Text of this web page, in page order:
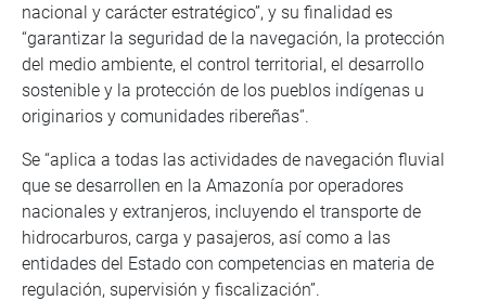
nacional y carácter estratégico”, y su finalidad es
“garantizar la seguridad de la navegación, la protección
del medio ambiente, el control territorial, el desarrollo
sostenible y la protección de los pueblos indígenas u
originarios y comunidades ribereñas”.
Se “aplica a todas las actividades de navegación fluvial
que se desarrollen en la Amazonía por operadores
nacionales y extranjeros, incluyendo el transporte de
hidrocarburos, carga y pasajeros, así como a las
entidades del Estado con competencias en materia de
regulación, supervisión y fiscalización”.